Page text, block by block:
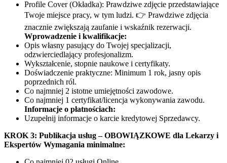
Profile Cover (Okładka): Prawdziwe zdjęcie przedstawiające
Twoje miejsce pracy, w tym ludzi. 👉 Prawdziwe zdjęcia
znacznie zwiększają zaufanie i wskaźnik rezerwacji.
Wprowadzenie i kwalifikacje:
Opis własny pasujący do Twojej specjalizacji,
odzwierciedlający profesjonalizm.
Wykształcenie, stopnie naukowe i certyfikaty.
Doświadczenie praktyczne: Minimum 1 rok, jasny opis
poprzednich ról.
Co najmniej 2 istotne umiejętności zawodowe.
Co najmniej 1 certyfikat/licencja wykonywania zawodu.
Informacje o płatnościach:
Uzupełnij informacje o karcie kredytowej Sprzedawcy.
KROK 3: Publikacja usług – OBOWIĄZKOWE dla Lekarzy i
Ekspertów Wymagania minimalne: